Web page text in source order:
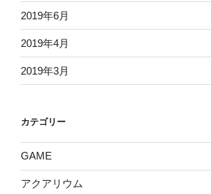
2019年6月
2019年4月
2019年3月
カテゴリー
GAME
アクアリウム